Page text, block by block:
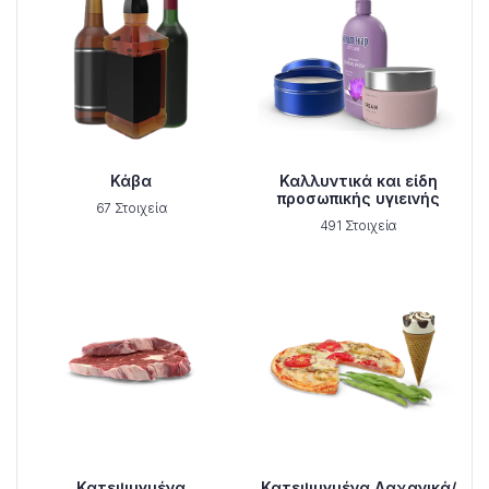
Κάβα
67 Στοιχεία
Καλλυντικά και είδη
προσωπικής υγιεινής
491 Στοιχεία